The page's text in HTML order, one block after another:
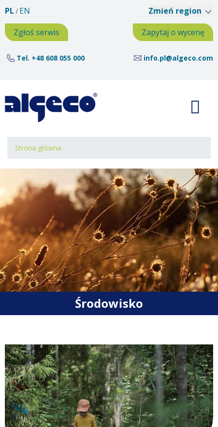
PL EN
Zgłoś serwis
Zapytaj o wycenę
Tel. +48 608 055 000 info.pl@algeco.com
Zmień region
Ścieżka
nawigacyjna
Strona główna
Środowisko